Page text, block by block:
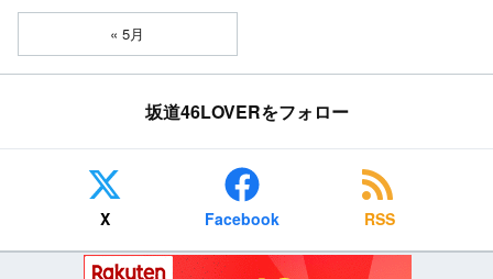
« 5月
坂道46LOVERをフォロー
X Facebook RSS